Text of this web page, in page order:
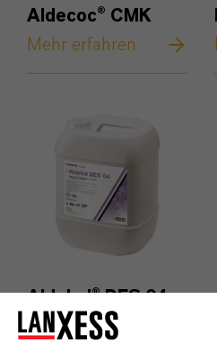
Aldecoc® CMK
Mehr erfahren
Aldekol® DES 04
Mehr erfahren